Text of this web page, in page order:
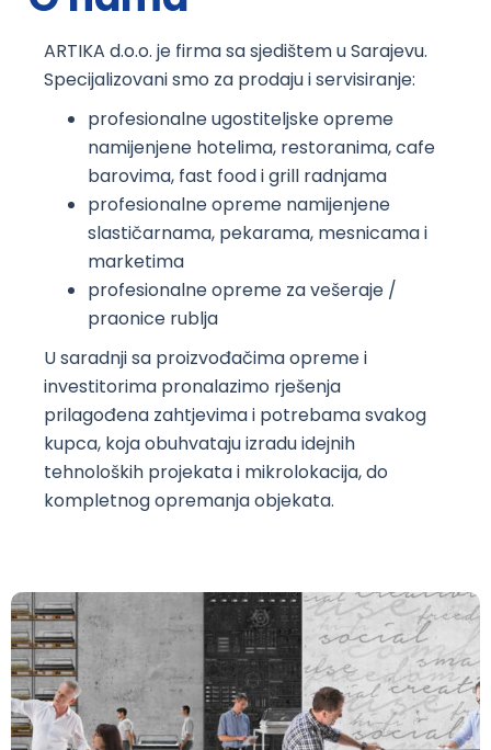
ARTIKA d.o.o. je firma sa sjedištem u Sarajevu.
Specijalizovani smo za prodaju i servisiranje:
profesionalne ugostiteljske opreme
namijenjene hotelima, restoranima, cafe
barovima, fast food i grill radnjama
profesionalne opreme namijenjene
slastičarnama, pekarama, mesnicama i
marketima
profesionalne opreme za vešeraje /
praonice rublja
U saradnji sa proizvođačima opreme i
investitorima pronalazimo rješenja
prilagođena zahtjevima i potrebama svakog
kupca, koja obuhvataju izradu idejnih
tehnoloških projekata i mikrolokacija, do
kompletnog opremanja objekata.